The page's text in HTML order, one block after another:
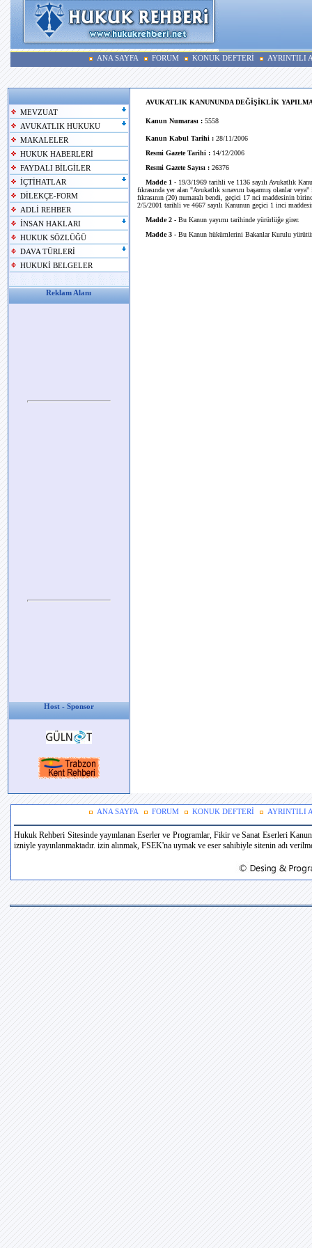
ANA SAYFA FORUM KONUK DEFTERİ AYRINTILI
MEVZUAT
AVUKATLIK HUKUKU
MAKALELER
HUKUK HABERLERİ
FAYDALI BİLGİLER
İÇTİHATLAR
DİLEKÇE-FORM
ADLİ REHBER
İNSAN HAKLARI
HUKUK SÖZLÜĞÜ
DAVA TÜRLERİ
HUKUKİ BELGELER
Reklam Alanı
Host - Sponsor
AVUKATLIK KANUNUNDA DEĞİŞİKLİK
Kanun Numarası : 5558
Kanun Kabul Tarihi : 28/11/2006
Resmi Gazete Tarihi : 14/12/2006
Resmi Gazete Sayısı : 26376
Madde 1 - 19/3/1969 tarihli ve 1136 sayılı Avukatlık
fıkrasında yer alan "Avukatlık sınavını başarmış olanlar
fıkrasının (20) numaralı bendi, geçici 17 nci maddesinin
2/5/2001 tarihli ve 4667 sayılı Kanunun geçici 1 inci
Madde 2 - Bu Kanun yayımı tarihinde yürürlüğe girer.
Madde 3 - Bu Kanun hükümlerini Bakanlar Kurulu
ANA SAYFA FORUM KONUK DEFTERİ AYRINTILI
Hukuk Rehberi Sitesinde yayınlanan Eserler ve Programlar, Fikir ve Sanat Eserleri
izniyle yayınlanmaktadır. izin alınmak, FSEK'na uymak ve eser sahibiyle sitenin adı